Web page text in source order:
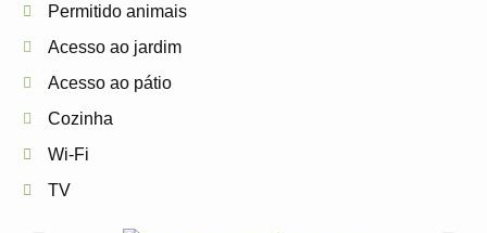
Permitido animais
Acesso ao jardim
Acesso ao pátio
Cozinha
Wi-Fi
TV